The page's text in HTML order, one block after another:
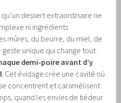
dessert extraordinaire ne
ni ingrédients
mûres, du beurre, du miel, de
unique qui change tout :
demi-poire avant d’y
. Cet évidage crée une cavité où
concentrent et caramélisent
quand les envies de tiédeur